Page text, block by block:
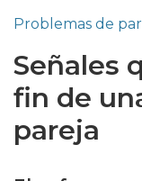
Problemas de
Señales
fin de
pareja